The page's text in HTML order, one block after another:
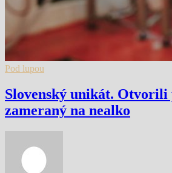
Pod lupou
Slovenský unikát.
zameraný na nealko